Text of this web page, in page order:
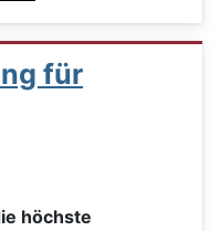
für
höchste